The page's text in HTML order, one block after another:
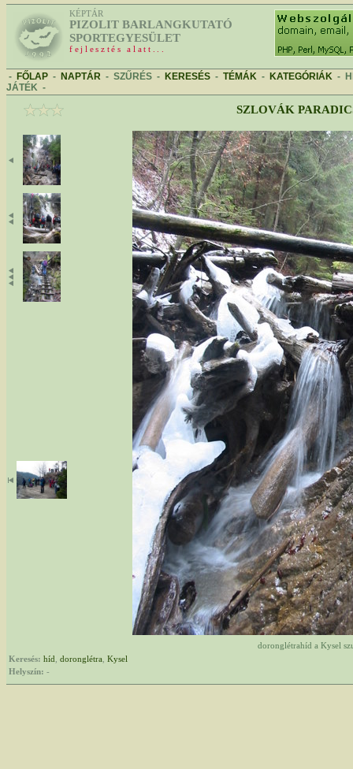
KÉPTÁR
PIZOLIT BARLANGKUTATÓ
SPORTEGYESÜLET
fejlesztés alatt...
- FŐLAP - NAPTÁR - SZŰRÉS - KERESÉS - TÉMÁK - KATEGÓRIÁK -
JÁTÉK -
SZLOVÁK
doronglétrahíd a Kysel
Keresés: híd doronglétra
Kysel
Helyszín: -